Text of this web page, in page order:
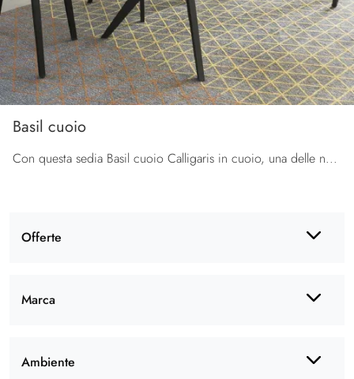
Offerte
Marca
Ambiente
Basil cuoio
Con questa sedia Basil cuoio Calligaris in cuoio, una delle nostre sedute fisse design, potrai valorizzare i tuoi spazi.